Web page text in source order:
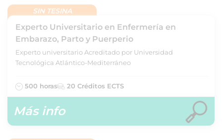
SIN TESINA
Experto Universitario en Enfermería en
Embarazo, Parto y Puerperio
Experto universitario Acreditado por Universidad
Tecnológica Atlántico-Mediterráneo
500 horas 20 Créditos ECTS
Más info